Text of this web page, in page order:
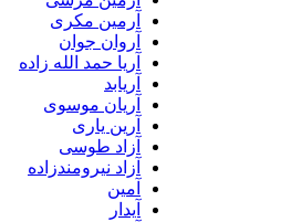
آرمین مکری
آروان جوان
آریا حمد الله زاده
آریابد
آریان موسوی
آرین یاری
آزاد طوسی
آزاد نیرومندزاده
آمین
آیدار